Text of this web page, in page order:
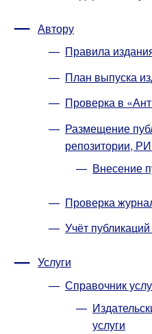
Автору
Правила
План выпуска
Проверка в
Размещение
репозитории,
Внесение
Проверка
Учёт
Услуги
Справочник
услуги